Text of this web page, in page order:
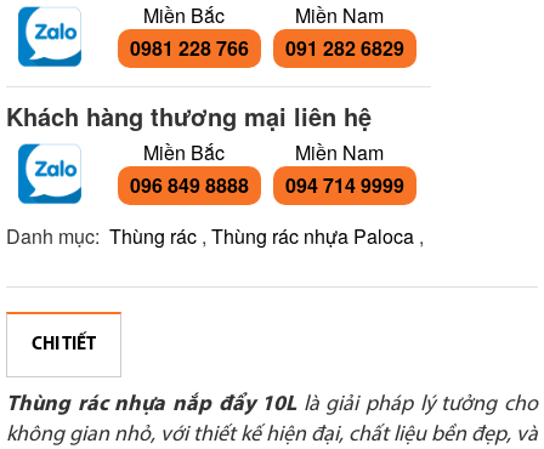
Miền Bắc
0981 228 766
Miền Nam
091 282 6829
Khách hàng thương mại liên hệ
Miền Bắc
096 849 8888
Miền Nam
094 714 9999
Danh mục: Thùng rác , Thùng rác nhựa Paloca ,
CHI TIẾT
Thùng rác nhựa nắp đẩy 10Llà giải pháp lý tưởng cho
không gian nhỏ, với thiết kế hiện đại, chất liệu bền đẹp, và